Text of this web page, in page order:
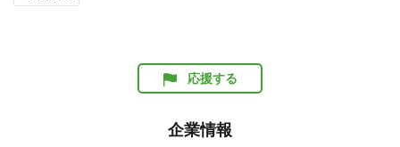
応援する
企業情報